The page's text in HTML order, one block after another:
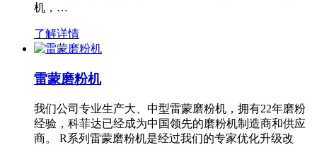
机，…
了解详情
雷蒙磨粉机
我们公司专业生产大、中型雷蒙磨粉机，拥有22年磨粉
经验，科菲达已经成为中国领先的磨粉机制造商和供应
商。 R系列雷蒙磨粉机是经过我们的专家优化升级改